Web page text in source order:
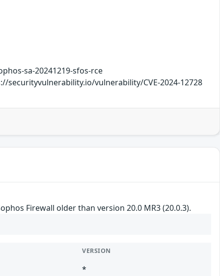
sa-20241219-sfos-rce
vulnerability/CVE-2024-12728
Firewall older than version 20.0 MR3 (20.0.3).
VERSION
*